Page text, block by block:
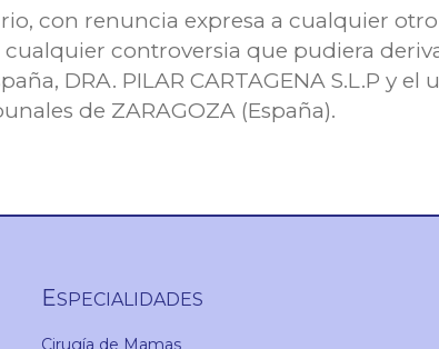
con renuncia expresa a cualquier
controversia que pudiera
DRA. PILAR CARTAGENA S.L.P y
de ZARAGOZA (España).
ESPECIALIDADES
Cirugía de Mamas